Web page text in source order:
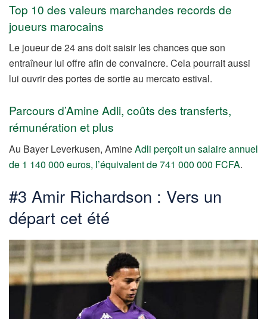
Top 10 des valeurs marchandes records de
joueurs marocains
Le joueur de 24 ans doit saisir les chances que son
entraîneur lui offre afin de convaincre. Cela pourrait aussi
lui ouvrir des portes de sortie au mercato estival.
Parcours d’Amine Adli, coûts des transferts,
rémunération et plus
Au Bayer Leverkusen, AmineAdli perçoit un salaire annuel
de 1 140 000 euros, l’équivalent de 741 000 000 FCFA.
#3 Amir Richardson : Vers un
départ cet été